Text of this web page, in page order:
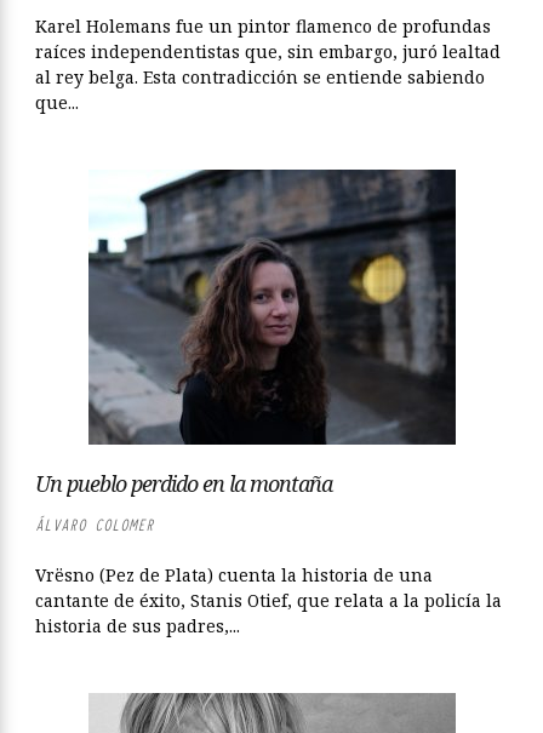
Karel Holemans fue un pintor flamenco de profundas
raíces independentistas que, sin embargo, juró lealtad
al rey belga. Esta contradicción se entiende sabiendo
que...
Un pueblo perdido en la montaña
ÁLVARO COLOMER
Vrësno (Pez de Plata) cuenta la historia de una
cantante de éxito, Stanis Otief, que relata a la policía la
historia de sus padres,...